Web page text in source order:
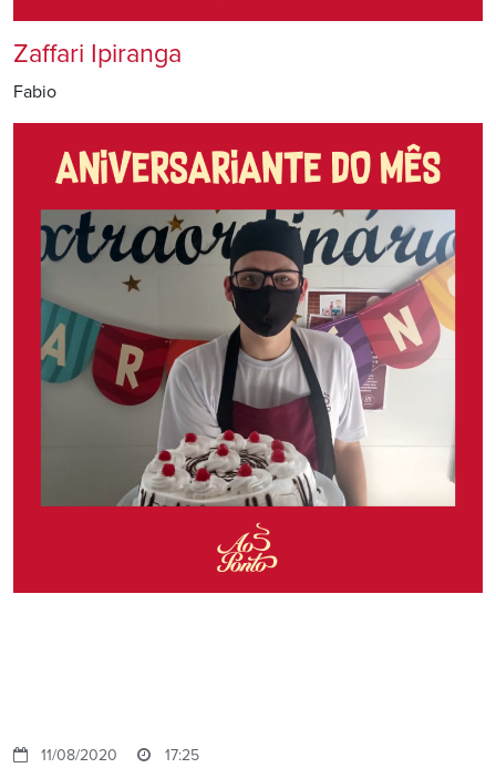
Zaffari Ipiranga
Fabio
11/08/2020
17:25